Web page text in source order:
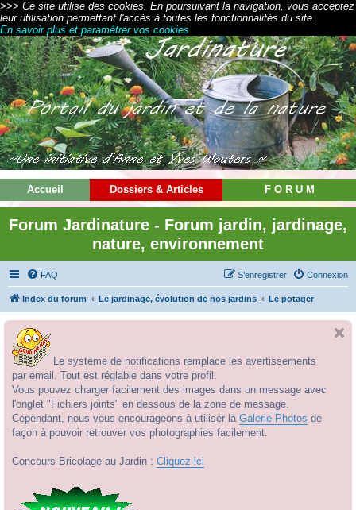
>>> Ce site utilise des cookies. En poursuivant la navigation, vous acceptez
leur utilisation permettant l'accès à toutes les fonctionnalités du site.
En savoir plus et paramétrer vos cookies
Accueil Dossiers & Articles F O R U M
Forum Jardinature - Forum jardin, jardinage,
nature, environnement
FAQ Connexion
S’enregistrer
Index du forum Le jardinage, évolution de nos jardins Le potager
Le système de notifications remplace les avertissements
par email. Tout est réglable dans votre profil.
Vous pouvez charger facilement des images dans un message avec
l'onglet "Fichiers joints" en dessous de la zone de message.
Cependant, nous vous encourageons à utiliser la Galerie Photos de
façon à pouvoir retrouver vos photographies facilement.
Concours Bricolage au Jardin : Cliquez ici